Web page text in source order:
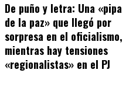
De puño y letra: Una «pipa
de la paz» que llegó por
sorpresa en el oficialismo,
mientras hay tensiones
«regionalistas» en el PJ